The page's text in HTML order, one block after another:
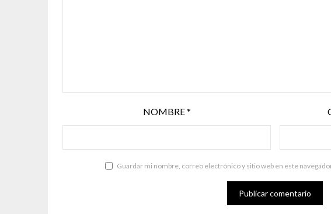
NOMBRE*
Guardar mi nombre, correo electrónico y sitio web en este